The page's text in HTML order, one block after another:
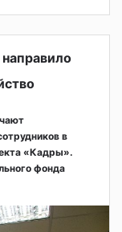
в
«Кадры».
фонда